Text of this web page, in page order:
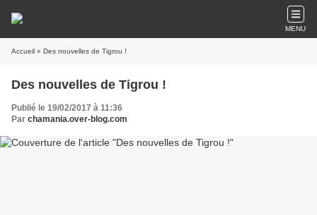
MENU
Accueil » Des nouvelles de Tigrou !
Des nouvelles de Tigrou !
Publié le 19/02/2017 à 11:36
Par chamania.over-blog.com